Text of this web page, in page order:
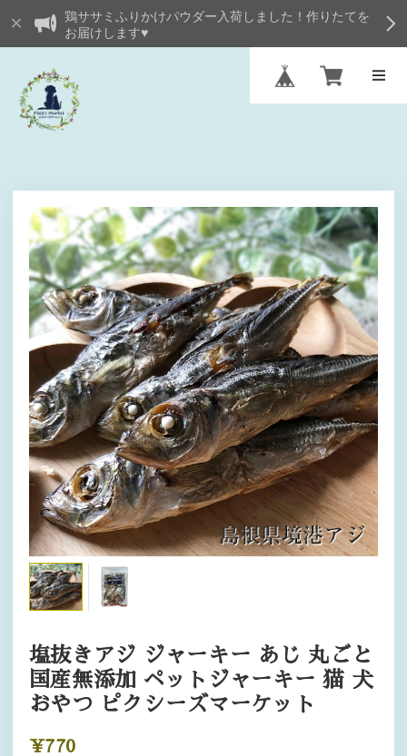
鶏ササミふりかけパウダー入荷しました！作りたてを
お届けします♥
塩抜きアジ ジャーキー あじ 丸ごと
国産無添加 ペットジャーキー 猫 犬
おやつ ピクシーズマーケット
¥770